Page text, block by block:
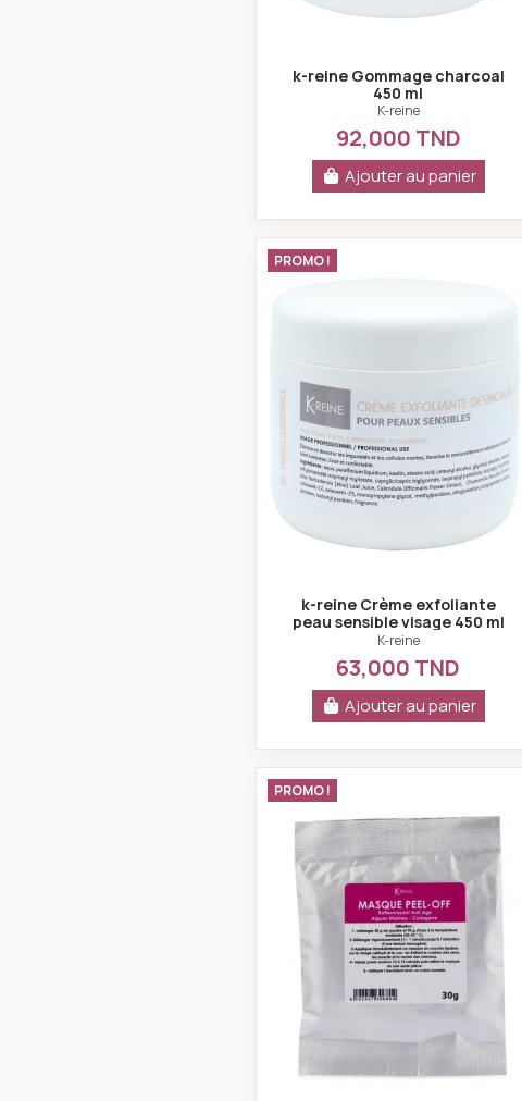
k-reine Gommage charcoal
450 ml
K-reine
92,000 TND
Ajouter au panier
k-reine Crème
PROMO !
k-reine Crème exfoliante
peau sensible visage 450 ml
K-reine
63,000 TND
Ajouter au panier
K-reine
PROMO !